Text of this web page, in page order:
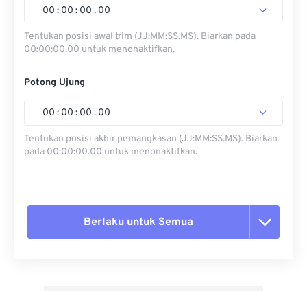
00 : 00 : 00 . 00
Tentukan posisi awal trim (JJ:MM:SS.MS). Biarkan pada
00:00:00.00 untuk menonaktifkan.
Potong Ujung
00 : 00 : 00 . 00
Tentukan posisi akhir pemangkasan (JJ:MM:SS.MS). Biarkan
pada 00:00:00.00 untuk menonaktifkan.
Berlaku untuk Semua